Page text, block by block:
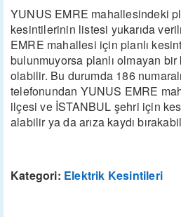
YUNUS EMRE mahallesindeki
kesintilerinin listesi yukarıda
EMRE mahallesi için planlı
bulunmuyorsa planlı olmayan
olabilir. Bu durumda 186
telefonundan YUNUS EMRE
ilçesi ve İSTANBUL şehri için
alabilir ya da arıza kaydı
Kategori: Elektrik Kesintileri